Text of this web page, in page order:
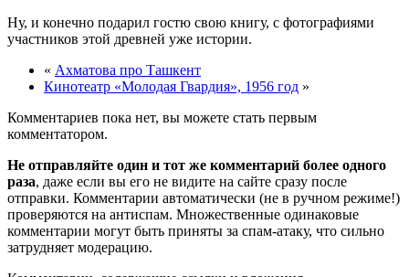
Ну, и конечно подарил гостю свою книгу, с фотографиями
участников этой древней уже истории.
« Ахматова про Ташкент
Кинотеатр «Молодая Гвардия», 1956 год »
Комментариев пока нет, вы можете стать первым
комментатором.
Не отправляйте один и тот же комментарий более одного
раза, даже если вы его не видите на сайте сразу после
отправки. Комментарии автоматически (не в ручном режиме!)
проверяются на антиспам. Множественные одинаковые
комментарии могут быть приняты за спам-атаку, что сильно
затрудняет модерацию.